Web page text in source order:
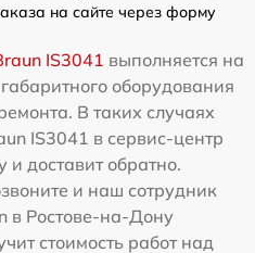
на сайте через форму
IS3041 выполняется на
оборудования
В таких случаях
IS3041 в сервис-центр
доставит обратно.
и наш сотрудник
в Ростове-на-Дону
стоимость работ над